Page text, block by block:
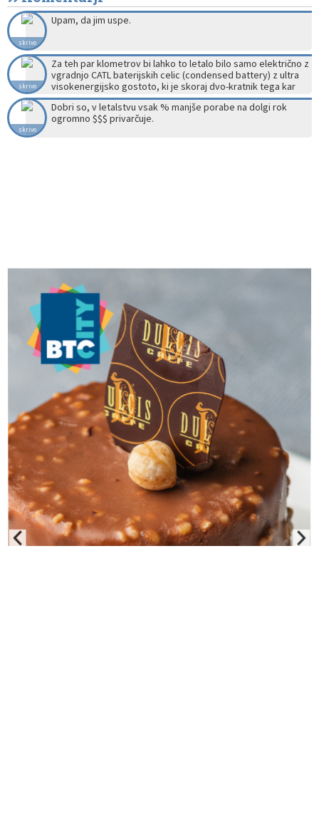
skrivo
Upam, da jim uspe.
skrivo
Za teh par klometrov bi lahko to letalo bilo samo električno z
vgradnjo CATL baterijskih celic (condensed battery) z ultra
visokenergijsko gostoto, ki je skoraj dvo-kratnik tega kar
imamo danes v EVjih.
skrivo
Dobri so, v letalstvu vsak % manjše porabe na dolgi rok
ogromno $$$ privarčuje.